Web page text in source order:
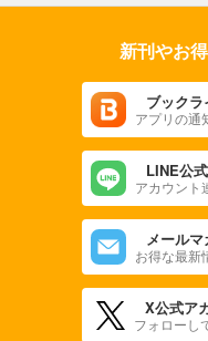
新刊やお
ブックラ
アプリの通
LINE公
アカウント
メール
お得な最新
X公式ア
フォローし